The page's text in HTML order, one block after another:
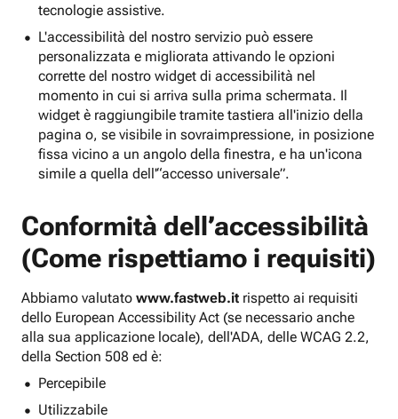
tecnologie assistive.
L'accessibilità del nostro servizio può essere
personalizzata e migliorata attivando le opzioni
corrette del nostro widget di accessibilità nel
momento in cui si arriva sulla prima schermata. Il
widget è raggiungibile tramite tastiera all'inizio della
pagina o, se visibile in sovraimpressione, in posizione
fissa vicino a un angolo della finestra, e ha un'icona
simile a quella dell'“accesso universale”.
Conformità dell’accessibilità
(Come rispettiamo i requisiti)
Abbiamo valutato www.fastweb.it rispetto ai requisiti
dello European Accessibility Act (se necessario anche
alla sua applicazione locale), dell'ADA, delle WCAG 2.2,
della Section 508 ed è:
Percepibile
Utilizzabile